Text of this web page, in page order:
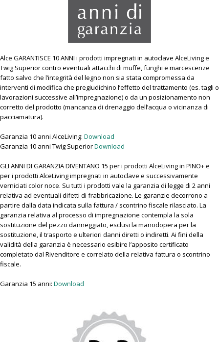
Alce GARANTISCE 10 ANNI i prodotti impregnati in autoclave AlceLiving e
Twig Superior contro eventuali attacchi di muffe, funghi e marcescenze
fatto salvo che l’integrità del legno non sia stata compromessa da
interventi di modifica che pregiudichino l’effetto del trattamento (es. tagli o
lavorazioni successive all’impregnazione) o da un posizionamento non
corretto del prodotto (mancanza di drenaggio dell’acqua o vicinanza di
pacciamatura).
Garanzia 10 anni AlceLiving: Download
Garanzia 10 anni Twig SuperiorDownload
GLI ANNI DI GARANZIA DIVENTANO 15 per i prodotti AlceLiving in PINO+ e
per i prodotti AlceLiving impregnati in autoclave e successivamente
verniciati color noce. Su tutti i prodotti vale la garanzia di legge di 2 anni
relativa ad eventuali difetti di frabbricazione. Le garanzie decorrono a
partire dalla data indicata sulla fattura / scontrino fiscale rilasciato. La
garanzia relativa al processo di impregnazione contempla la sola
sostituzione del pezzo danneggiato, esclusi la manodopera per la
sostituzione, il trasporto e ulteriori danni diretti o indiretti. Ai fini della
validità della garanzia è necessario esibire l’apposito certificato
completato dal Rivenditore e correlato della relativa fattura o scontrino
fiscale.
Garanzia 15 anni: Download